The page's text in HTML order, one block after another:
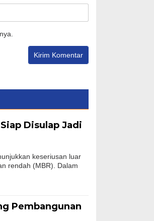
Disulap Jadi
keseriusan luar
rendah (MBR). Dalam
Pembangunan